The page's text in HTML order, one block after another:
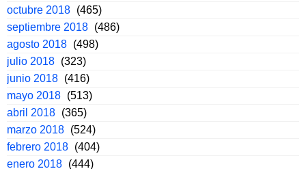
octubre 2018 (465)
septiembre 2018 (486)
agosto 2018 (498)
julio 2018 (323)
junio 2018 (416)
mayo 2018 (513)
abril 2018 (365)
marzo 2018 (524)
febrero 2018 (404)
enero 2018 (444)